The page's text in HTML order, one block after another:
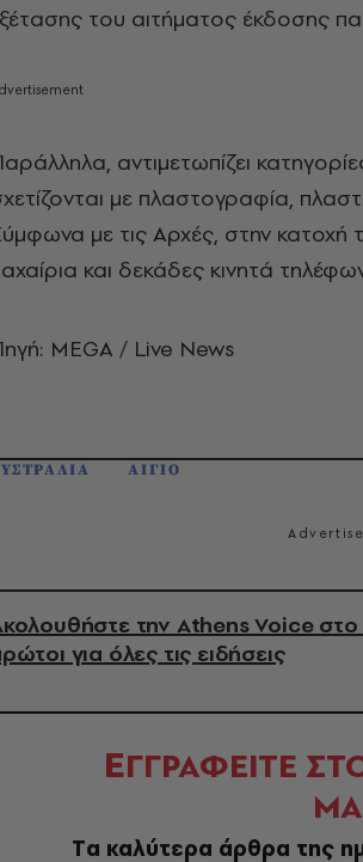
του αιτήματος έκδοσης
αντιμετωπίζει
με πλαστογραφία,
με τις Αρχές, στην κατοχή
και δεκάδες κινητά
MEGA / Live News
ΑΙΓΙΟ
την Athens Voice
για όλες τις ειδήσεις
ΕΓΓΡΑΦΕΙΤΕ
Tα καλύτερα άρθρα της